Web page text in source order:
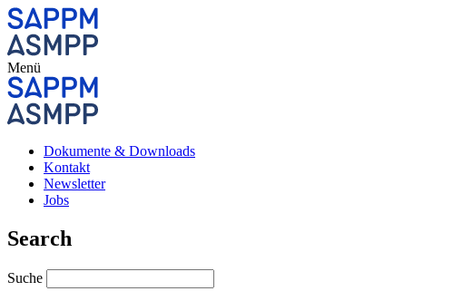
Menü
Dokumente & Downloads
Kontakt
Newsletter
Jobs
Search
Suche